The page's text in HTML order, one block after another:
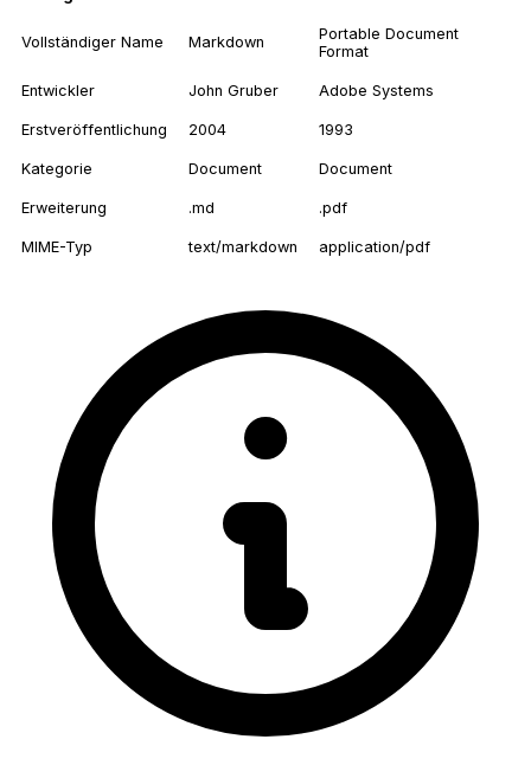
Vollständiger Name Markdown
Portable Document
Format
Entwickler John Gruber Adobe Systems
Erstveröffentlichung 2004 1993
Kategorie Document Document
Erweiterung .md .pdf
MIME-Typ text/markdown application/pdf